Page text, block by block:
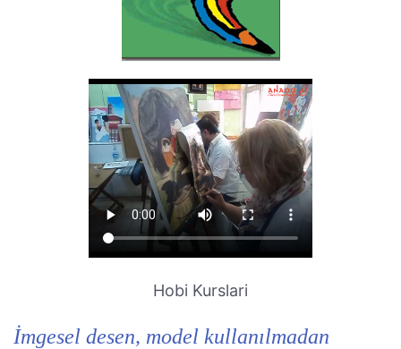
Hobi Kurslari
İmgesel desen, model kullanılmadan